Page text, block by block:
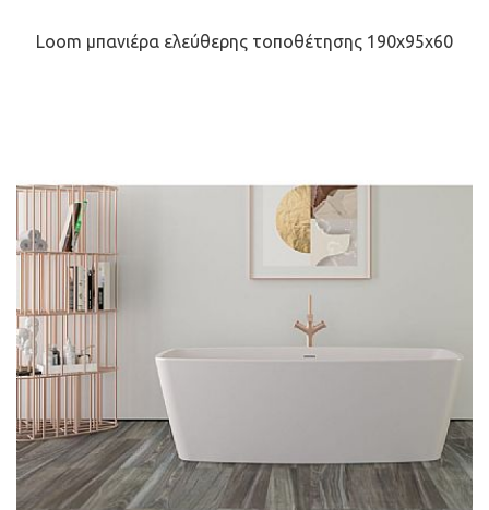
Loom μπανιέρα ελεύθερης τοποθέτησης 190x95x60